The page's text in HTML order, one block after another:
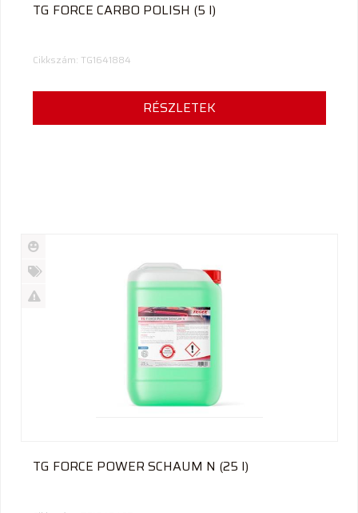
TG FORCE CARBO POLISH (5 l)
Cikkszám: TG1641884
RÉSZLETEK
Új
termék
%
TG FORCE POWER SCHAUM N (25 l)